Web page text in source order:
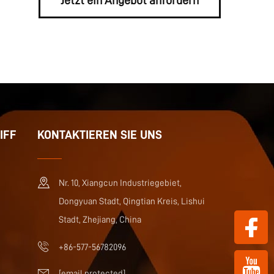
KONTAKTIEREN SIE UNS
Nr. 10, Xiangcun Industriegebiet,
Dongyuan Stadt, Qingtian Kreis, Lishui
Stadt, Zhejiang, China
+86-577-56782096